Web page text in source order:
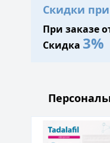
Скидки
При заказе
Скидка 3%